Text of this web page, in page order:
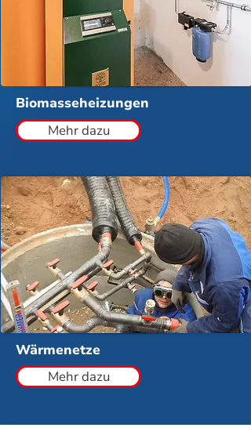
Biomasseheizungen
Mehr dazu
Wärmenetze
Mehr dazu